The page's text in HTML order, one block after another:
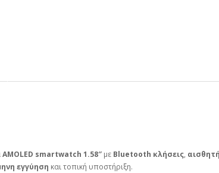
AMOLED smartwatch 1.58″ με Bluetooth κλήσεις,
εγγύηση και τοπική υποστήριξη.